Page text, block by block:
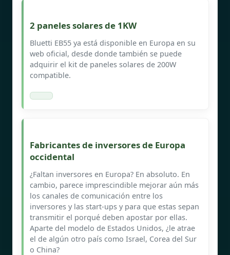
2 paneles solares de 1KW
Bluetti EB55 ya está disponible en Europa en su
web oficial, desde donde también se puede
adquirir el kit de paneles solares de 200W
compatible.
Fabricantes de inversores de Europa
occidental
¿Faltan inversores en Europa? En absoluto. En
cambio, parece imprescindible mejorar aún más
los canales de comunicación entre los
inversores y las start-ups y para que estas sepan
transmitir el porqué deben apostar por ellas.
Aparte del modelo de Estados Unidos, ¿le atrae
el de algún otro país como Israel, Corea del Sur
o China?